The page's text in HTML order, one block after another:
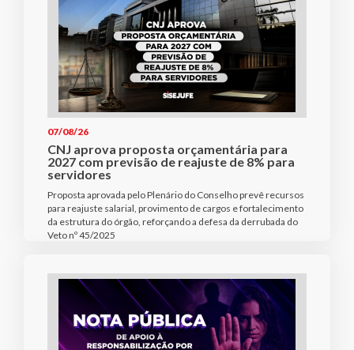
07/08/26
CNJ aprova proposta orçamentária para
2027 com previsão de reajuste de 8% para
servidores
Proposta aprovada pelo Plenário do Conselho prevê recursos
para reajuste salarial, provimento de cargos e fortalecimento
da estrutura do órgão, reforçando a defesa da derrubada do
Veto nº 45/2025